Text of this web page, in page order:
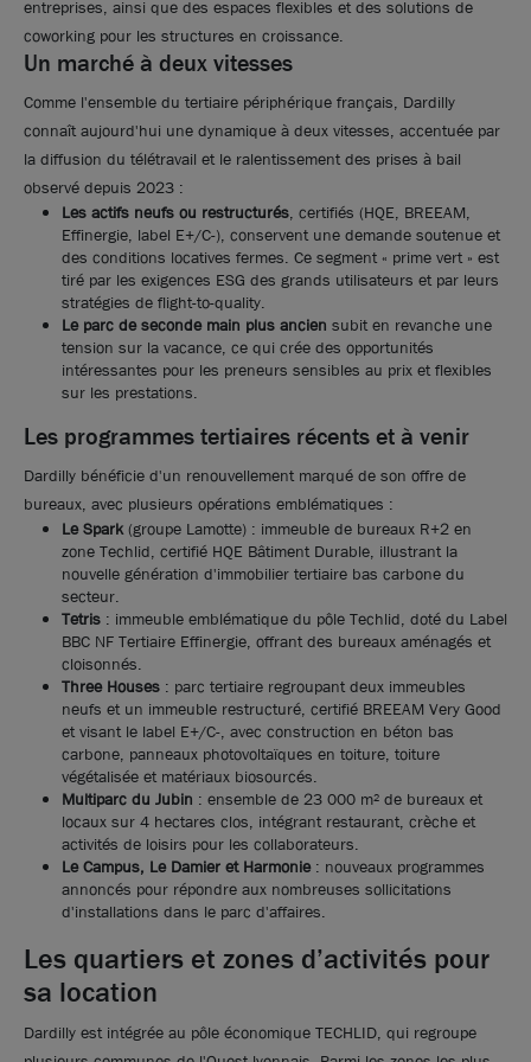
une hauteur sous plafond de 5,80 m - Dardilly
1 854 m²non divisibles
111€ m²/an HT HC
Photos (5 )
INNOVALIA II - Bureaux à louer - Dardilly
538 m² divisibles à partir de 229 m²
125 € m²/an HT HC
entreprises, ainsi que des espaces flexibles et des solutions de
coworking pour les structures en croissance.
Un marché à deux vitesses
Comme l'ensemble du tertiaire périphérique français, Dardilly
connaît aujourd'hui une dynamique à deux vitesses, accentuée par
la diffusion du télétravail et le ralentissement des prises à bail
observé depuis 2023 :
Les actifs neufs ou restructurés, certifiés (HQE, BREEAM,
Effinergie, label E+/C-), conservent une demande soutenue et
des conditions locatives fermes. Ce segment « prime vert » est
tiré par les exigences ESG des grands utilisateurs et par leurs
stratégies de flight-to-quality.
Le parc de seconde main plus ancien subit en revanche une
tension sur la vacance, ce qui crée des opportunités
intéressantes pour les preneurs sensibles au prix et flexibles
sur les prestations.
Les programmes tertiaires récents et à venir
Dardilly bénéficie d'un renouvellement marqué de son offre de
bureaux, avec plusieurs opérations emblématiques :
Le Spark(groupe Lamotte) : immeuble de bureaux R+2 en
zone Techlid, certifié HQE Bâtiment Durable, illustrant la
nouvelle génération d'immobilier tertiaire bas carbone du
secteur.
Tetris : immeuble emblématique du pôle Techlid, doté du Label
BBC NF Tertiaire Effinergie, offrant des bureaux aménagés et
cloisonnés.
Three Houses : parc tertiaire regroupant deux immeubles
neufs et un immeuble restructuré, certifié BREEAM Very Good
et visant le label E+/C-, avec construction en béton bas
carbone, panneaux photovoltaïques en toiture, toiture
végétalisée et matériaux biosourcés.
Multiparc du Jubin : ensemble de 23 000 m² de bureaux et
locaux sur 4 hectares clos, intégrant restaurant, crèche et
activités de loisirs pour les collaborateurs.
Le Campus, Le Damier et Harmonie: nouveaux programmes
annoncés pour répondre aux nombreuses sollicitations
d'installations dans le parc d'affaires.
Les quartiers et zones d’activités pour
sa location
Dardilly est intégrée au pôle économique TECHLID, qui regroupe